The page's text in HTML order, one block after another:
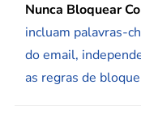
Nunca Bloquear
incluam palavras-
do email,
as regras de